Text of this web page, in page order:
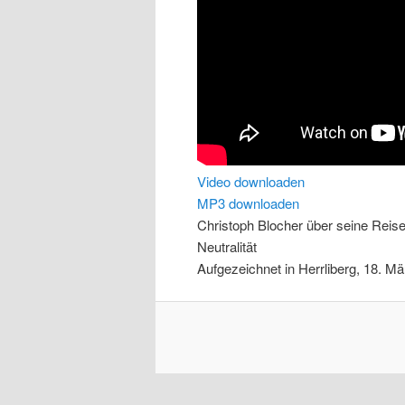
Video downloaden
MP3 downloaden
Christoph Blocher über seine
Neutralität
Aufgezeichnet in Herrliberg, 18.